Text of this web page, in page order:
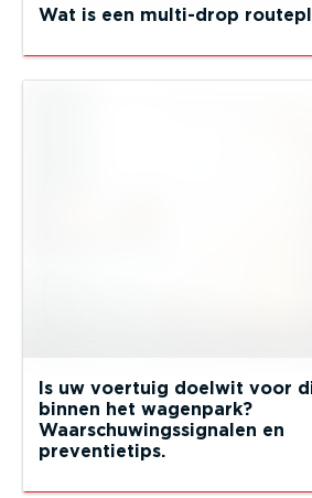
Wat is een multi-drop
Is uw voertuig doelwit voor
binnen het wagenpark?
Waarschuwingssignalen en
preventietips.